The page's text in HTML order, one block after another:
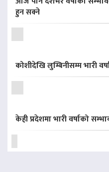
हुन सक्ने
कोशीदेखि लुम्बिनीसम्म भारी
केही प्रदेशमा भारी वर्षाको